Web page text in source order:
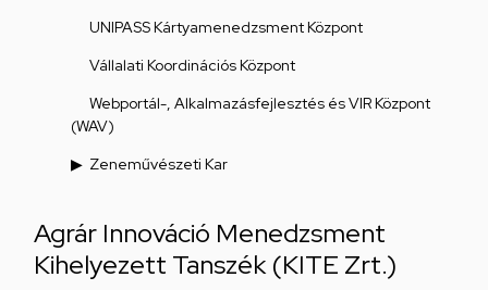
UNIPASS Kártyamenedzsment Központ
Vállalati Koordinációs Központ
Webportál-, Alkalmazásfejlesztés és VIR Központ
(WAV)
Zeneművészeti Kar
Agrár Innováció Menedzsment
Kihelyezett Tanszék (KITE Zrt.)